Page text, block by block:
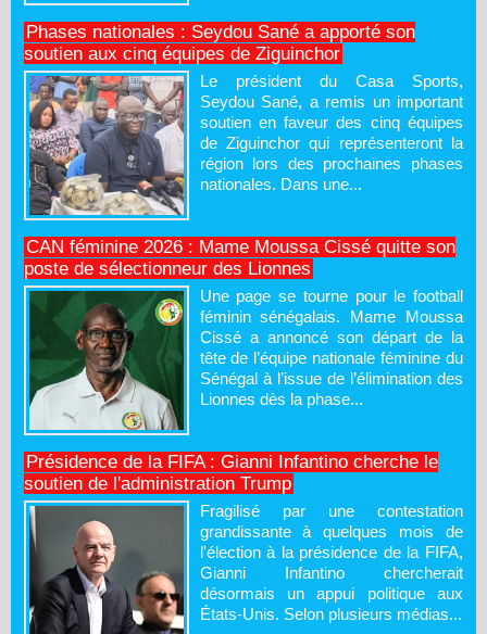
Phases nationales : Seydou Sané a apporté son
soutien aux cinq équipes de Ziguinchor
Le président du Casa Sports,
Seydou Sané, a remis un important
soutien en faveur des cinq équipes
de Ziguinchor qui représenteront la
région lors des prochaines phases
nationales. Dans une...
CAN féminine 2026 : Mame Moussa Cissé quitte son
poste de sélectionneur des Lionnes
Une page se tourne pour le football
féminin sénégalais. Mame Moussa
Cissé a annoncé son départ de la
tête de l’équipe nationale féminine du
Sénégal à l’issue de l’élimination des
Lionnes dès la phase...
Présidence de la FIFA : Gianni Infantino cherche le
soutien de l'administration Trump
Fragilisé par une contestation
grandissante à quelques mois de
l'élection à la présidence de la FIFA,
Gianni Infantino chercherait
désormais un appui politique aux
États-Unis. Selon plusieurs médias...